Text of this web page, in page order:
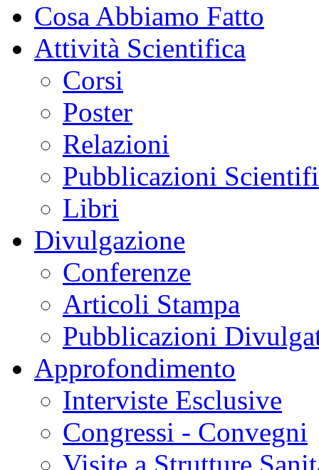
Cosa Abbiamo Fatto
Attività Scientifica
Corsi
Poster
Relazioni
Pubblicazioni
Libri
Divulgazione
Conferenze
Articoli Stampa
Pubblicazioni
Approfondimento
Interviste Esclusive
Congressi - Convegni